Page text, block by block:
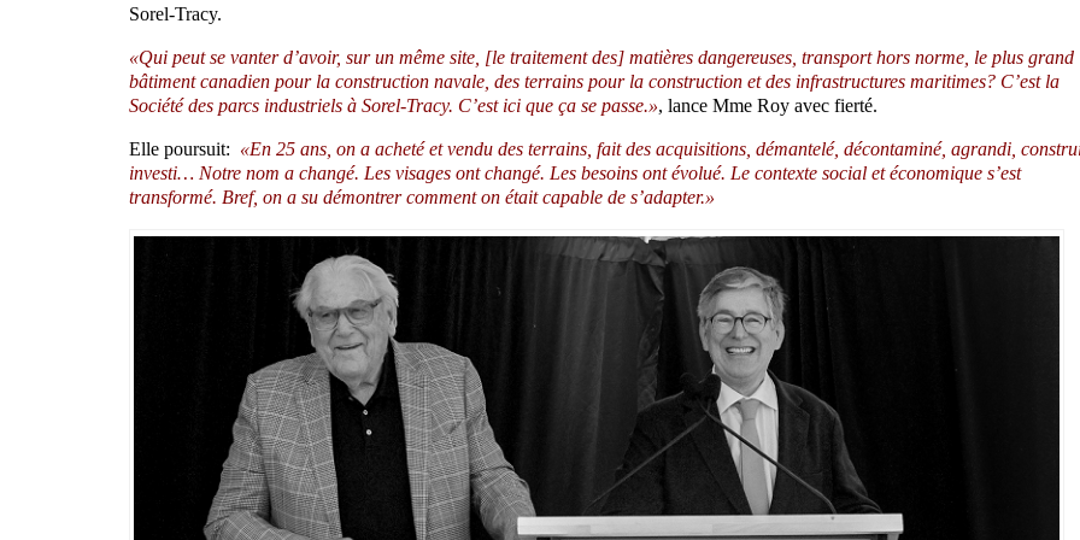
Sorel-Tracy.
«Qui peut se vanter d’avoir, sur un même site, [le traitement des] matières dangereuses, transport hors norme, le plus grand
bâtiment canadien pour la construction navale, des terrains pour la construction et des infrastructures maritimes? C’est la
Société des parcs industriels à Sorel-Tracy. C’est ici que ça se passe.», lance Mme Roy avec fierté.
Elle poursuit: «En 25 ans, on a acheté et vendu des terrains, fait des acquisitions, démantelé, décontaminé, agrandi,
investi… Notre nom a changé. Les visages ont changé. Les besoins ont évolué. Le contexte social et économique s’est
transformé. Bref, on a su démontrer comment on était capable de s’adapter.»